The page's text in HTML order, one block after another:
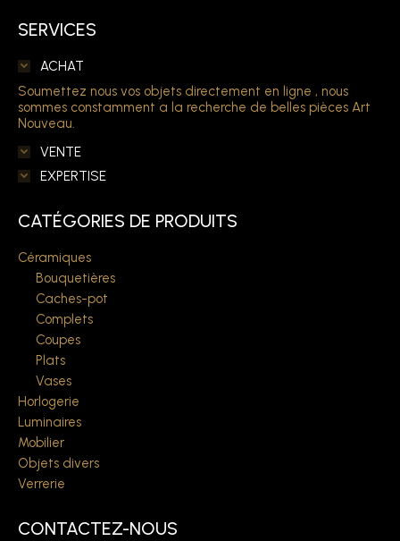
SERVICES
ACHAT
Soumettez nous vos objets directement en ligne , nous
sommes constamment a la recherche de belles pièces Art
Nouveau.
VENTE
EXPERTISE
CATÉGORIES DE PRODUITS
Céramiques
Bouquetières
Caches-pot
Complets
Coupes
Plats
Vases
Horlogerie
Luminaires
Mobilier
Objets divers
Verrerie
CONTACTEZ-NOUS